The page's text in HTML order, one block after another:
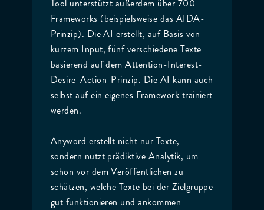
Tool unterstützt außerdem über 700
Frameworks (beispielsweise das AIDA-
Prinzip). Die AI erstellt, auf Basis von
kurzem Input, fünf verschiedene Texte
basierend auf dem Attention-Interest-
Desire-Action-Prinzip. Die AI kann auch
selbst auf ein eigenes Framework trainiert
werden.
Anyword erstellt nicht nur Texte,
sondern nutzt prädiktive Analytik, um
schon vor dem Veröffentlichen zu
schätzen, welche Texte bei der Zielgruppe
gut funktionieren und ankommen